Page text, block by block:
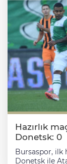
Hazırlık
Donetsk: 0
Bursaspor, ilk
Donetsk ile